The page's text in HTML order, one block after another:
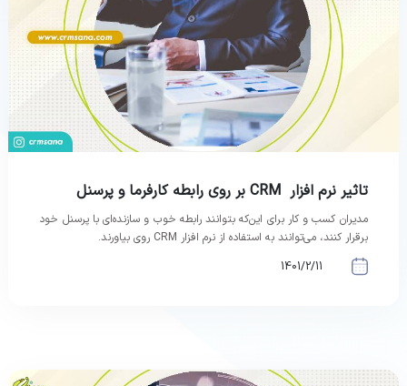
تاثیر نرم افزار CRM بر روی رابطه کارفرما و پرسنل
مدیران کسب و کار برای این‌که بتوانند رابطه خوب و سازنده‌ای با پرسنل خود
برقرار کنند، می‌توانند به استفاده از نرم افزار CRM روی بیاورند.
1401/2/11